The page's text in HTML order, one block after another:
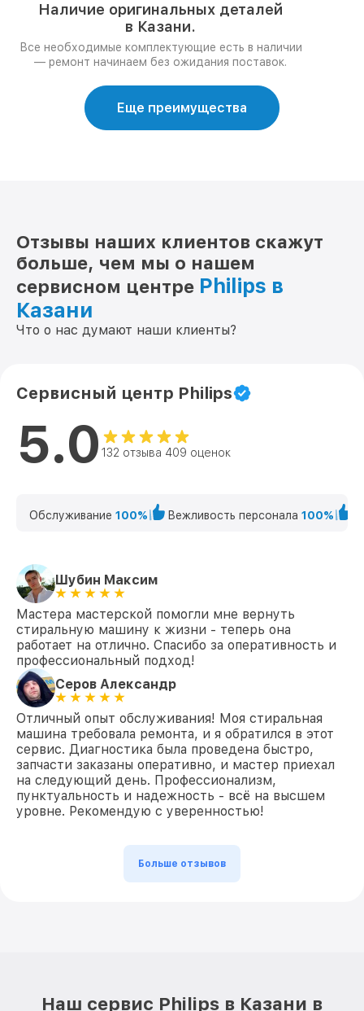
Наличие оригинальных деталей
в Казани.
Все необходимые комплектующие есть в наличии
— ремонт начинаем без ожидания поставок.
Еще преимущества
Отзывы наших клиентов скажут
больше, чем мы о нашем
сервисном центре Philips в
Казани
Что о нас думают наши клиенты?
Сервисный центр Philips
5.0 132 отзыва 409 оценок
Обслуживание 100% Вежливость персонала 100%
Шубин Максим
Мастера мастерской помогли мне вернуть
стиральную машину к жизни - теперь она
работает на отлично. Спасибо за оперативность и
профессиональный подход!
Серов Александр
Отличный опыт обслуживания! Моя стиральная
машина требовала ремонта, и я обратился в этот
сервис. Диагностика была проведена быстро,
запчасти заказаны оперативно, и мастер приехал
на следующий день. Профессионализм,
пунктуальность и надежность - всё на высшем
уровне. Рекомендую с уверенностью!
Больше отзывов
Наш сервис Philips в Казани в